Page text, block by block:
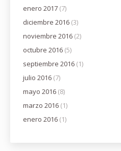
enero 2017 (7)
diciembre 2016 (3)
noviembre 2016 (2)
octubre 2016 (5)
septiembre 2016 (1)
julio 2016 (7)
mayo 2016 (8)
marzo 2016 (1)
enero 2016 (1)